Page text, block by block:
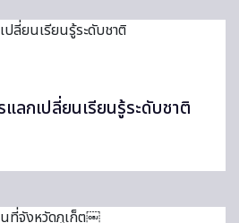
ลกเปลี่ยนเรียนรู้ระดับชาติ